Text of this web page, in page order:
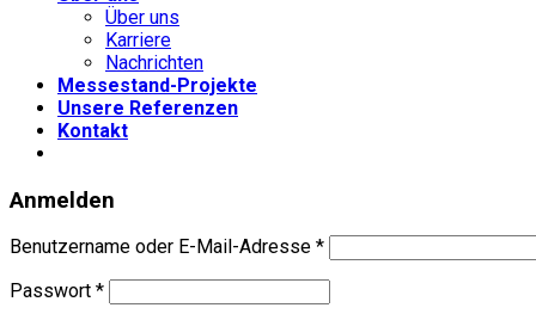
Über uns
Karriere
Nachrichten
Messestand-Projekte
Unsere Referenzen
Kontakt
Anmelden
Benutzername oder E-Mail-Adresse *Erforderlich
Passwort *Erforderlich